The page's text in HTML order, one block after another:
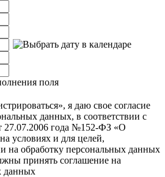
поля
я даю свое согласие
данных, в соответствии с
27.07.2006 года №152-ФЗ «О
условиях и для целей,
на обработку персональных данных
принять соглашение на
данных